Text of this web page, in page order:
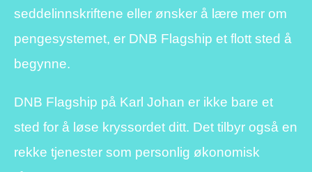
seddelinnskriftene eller ønsker å lære mer om
pengesystemet, er DNB Flagship et flott sted å
begynne.
DNB Flagship på Karl Johan er ikke bare et
sted for å løse kryssordet ditt. Det tilbyr også en
rekke tjenester som personlig økonomisk